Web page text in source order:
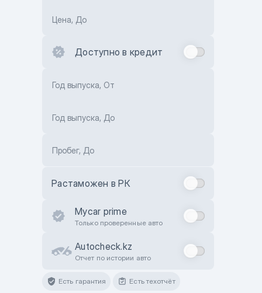
Цена, До
Доступно в кредит
Год выпуска, От
Год выпуска, До
Пробег, До
Растаможен в РК
Mycar prime
Только проверенные авто
Autocheck.kz
Отчет по истории авто
Есть гарантия Есть техотчёт